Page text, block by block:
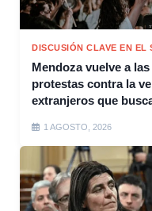
DISCUSIÓN CLAVE EN EL
Mendoza vuelve a
protestas contra la
extranjeros que
1 AGOSTO, 2026